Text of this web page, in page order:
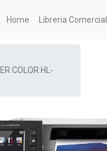
Home Libreria Comercial
COLOR HL-